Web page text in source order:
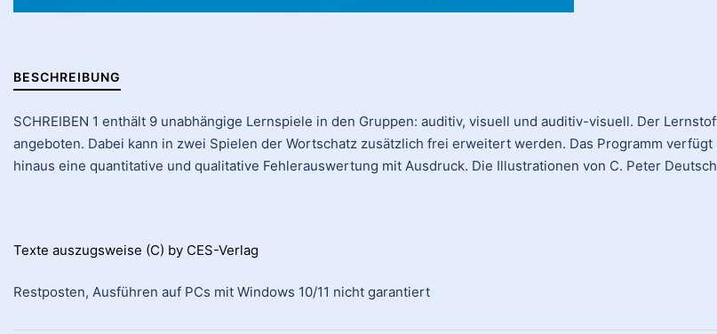
BESCHREIBUNG
SCHREIBEN 1 enthält 9 unabhängige Lernspiele in den Gruppen: auditiv, visuell und auditiv-visuell. Der
angeboten. Dabei kann in zwei Spielen der Wortschatz zusätzlich frei erweitert werden. Das Programm
hinaus eine quantitative und qualitative Fehlerauswertung mit Ausdruck. Die Illustrationen von C. Peter
Texte auszugsweise (C) by CES-Verlag
Restposten, Ausführen auf PCs mit Windows 10/11 nicht garantiert